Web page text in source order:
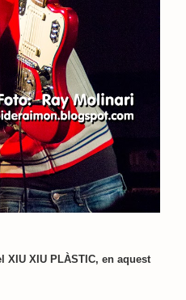
XIU XIU PLÀSTIC, en aquest